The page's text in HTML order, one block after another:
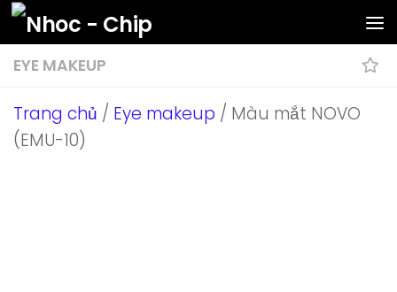
Skip to content
EYE MAKEUP
Trang chủ / Eye makeup / Màu mắt NOVO
(EMU-10)